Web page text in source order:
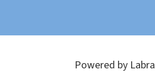
Powered by